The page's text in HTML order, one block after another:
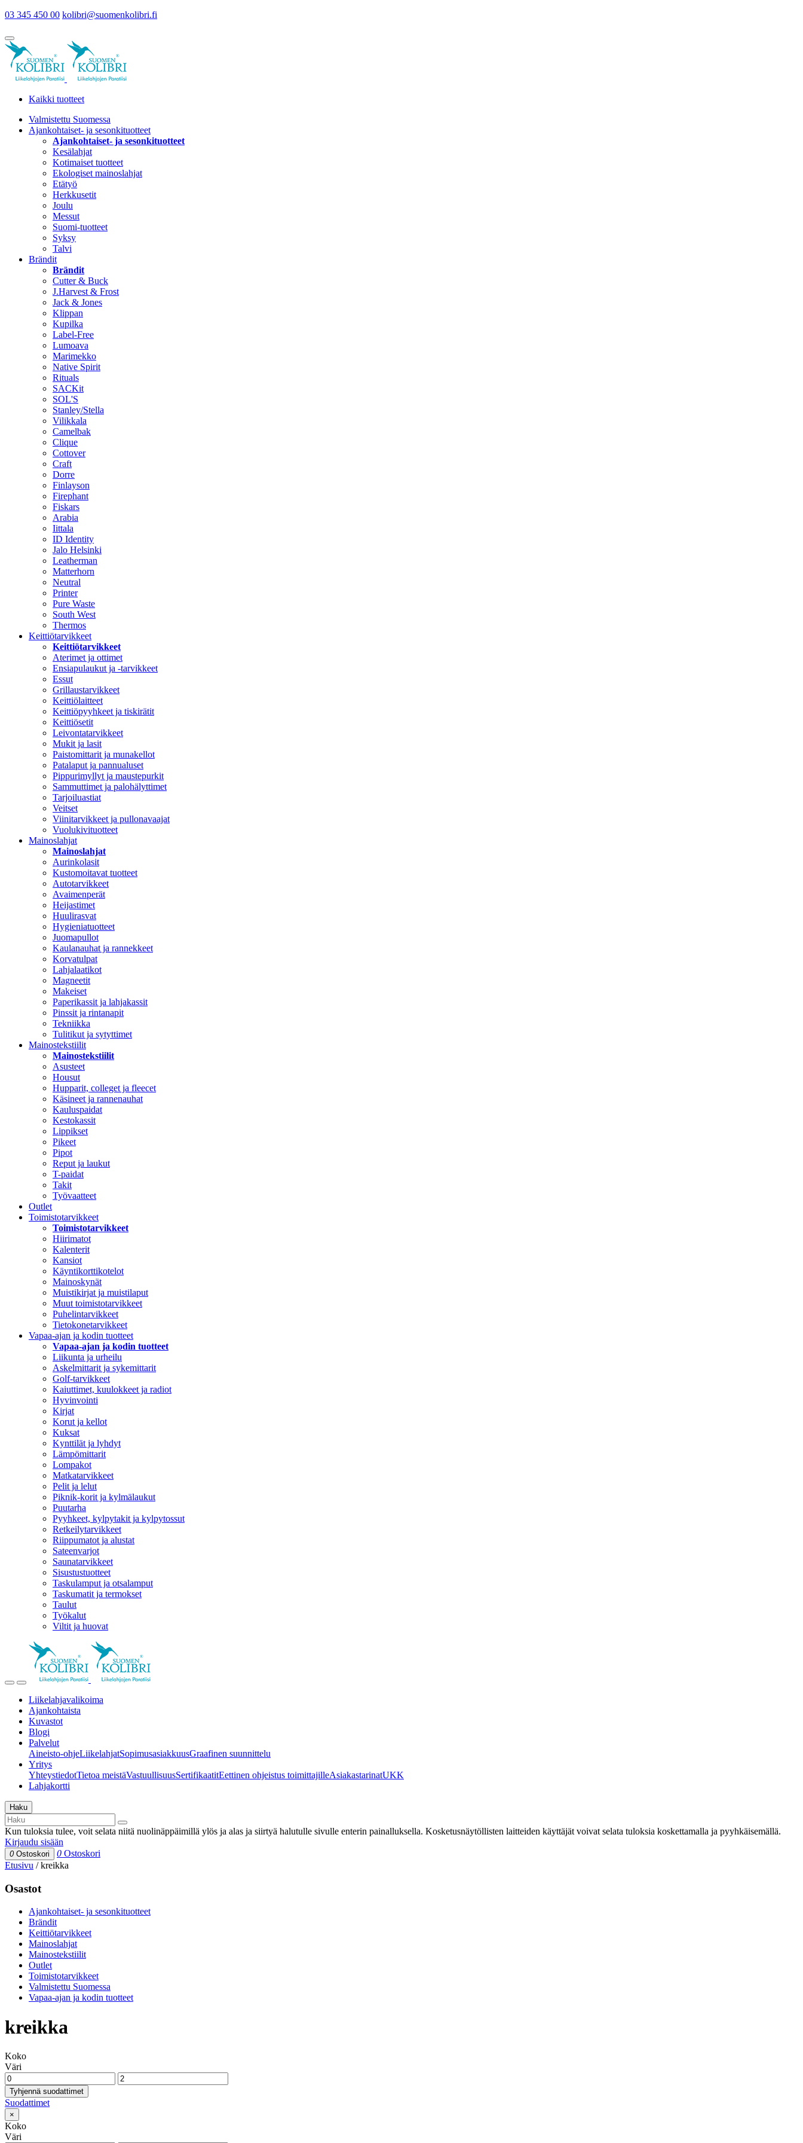
03 345 450 00 kolibri@suomenkolibri.fi
Kaikki tuotteet
Valmistettu Suomessa
Ajankohtaiset- ja sesonkituotteet
Ajankohtaiset- ja sesonkituotteet
Kesälahjat
Kotimaiset tuotteet
Ekologiset mainoslahjat
Etätyö
Herkkusetit
Joulu
Messut
Suomi-tuotteet
Syksy
Talvi
Brändit
Brändit
Cutter & Buck
J.Harvest & Frost
Jack & Jones
Klippan
Kupilka
Label-Free
Lumoava
Marimekko
Native Spirit
Rituals
SACKit
SOL'S
Stanley/Stella
Vilikkala
Camelbak
Clique
Cottover
Craft
Dorre
Finlayson
Firephant
Fiskars
Arabia
Iittala
ID Identity
Jalo Helsinki
Leatherman
Matterhorn
Neutral
Printer
Pure Waste
South West
Thermos
Keittiötarvikkeet
Keittiötarvikkeet
Aterimet ja ottimet
Ensiapulaukut ja -tarvikkeet
Essut
Grillaustarvikkeet
Keittiölaitteet
Keittiöpyyhkeet ja tiskirätit
Keittiösetit
Leivontatarvikkeet
Mukit ja lasit
Paistomittarit ja munakellot
Patalaput ja pannualuset
Pippurimyllyt ja maustepurkit
Sammuttimet ja palohälyttimet
Tarjoiluastiat
Veitset
Viinitarvikkeet ja pullonavaajat
Vuolukivituotteet
Mainoslahjat
Mainoslahjat
Aurinkolasit
Kustomoitavat tuotteet
Autotarvikkeet
Avaimenperät
Heijastimet
Huulirasvat
Hygieniatuotteet
Juomapullot
Kaulanauhat ja rannekkeet
Korvatulpat
Lahjalaatikot
Magneetit
Makeiset
Paperikassit ja lahjakassit
Pinssit ja rintanapit
Tekniikka
Tulitikut ja sytyttimet
Mainostekstiilit
Mainostekstiilit
Asusteet
Housut
Hupparit, colleget ja fleecet
Käsineet ja rannenauhat
Kauluspaidat
Kestokassit
Lippikset
Pikeet
Pipot
Reput ja laukut
T-paidat
Takit
Työvaatteet
Outlet
Toimistotarvikkeet
Toimistotarvikkeet
Hiirimatot
Kalenterit
Kansiot
Käyntikorttikotelot
Mainoskynät
Muistikirjat ja muistilaput
Muut toimistotarvikkeet
Puhelintarvikkeet
Tietokonetarvikkeet
Vapaa-ajan ja kodin tuotteet
Vapaa-ajan ja kodin tuotteet
Liikunta ja urheilu
Askelmittarit ja sykemittarit
Golf-tarvikkeet
Kaiuttimet, kuulokkeet ja radiot
Hyvinvointi
Kirjat
Korut ja kellot
Kuksat
Kynttilät ja lyhdyt
Lämpömittarit
Lompakot
Matkatarvikkeet
Pelit ja lelut
Piknik-korit ja kylmälaukut
Puutarha
Pyyhkeet, kylpytakit ja kylpytossut
Retkeilytarvikkeet
Riippumatot ja alustat
Sateenvarjot
Saunatarvikkeet
Sisustustuotteet
Taskulamput ja otsalamput
Taskumatit ja termokset
Taulut
Työkalut
Viltit ja huovat
Liikelahjavalikoima
Ajankohtaista
Kuvastot
Blogi
Palvelut
Aineisto-ohjeLiikelahjatSopimusasiakkuusGraafinen suunnittelu
Yritys
YhteystiedotTietoa meistäVastuullisuusSertifikaatitEettinen ohjeistus toimittajilleAsiakastarinatUKK
Lahjakortti
Haku
Kun tuloksia tulee, voit selata niitä nuolinäppäimillä ylös ja alas ja siirtyä halutulle sivulle enterin painalluksella. Kosketusnäytöllisten laitteiden käyttäjät voivat selata tuloksia koskettamalla ja pyyhkäisemällä.
Kirjaudu sisään
0 Ostoskori 0 Ostoskori
Etusivu /kreikka
Osastot
Ajankohtaiset- ja sesonkituotteet
Brändit
Keittiötarvikkeet
Mainoslahjat
Mainostekstiilit
Outlet
Toimistotarvikkeet
Valmistettu Suomessa
Vapaa-ajan ja kodin tuotteet
kreikka
Koko
Väri
Tyhjennä suodattimet
Suodattimet
×
Koko
Väri